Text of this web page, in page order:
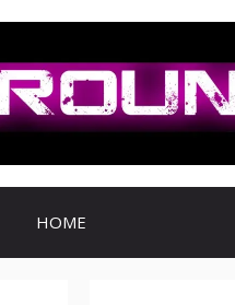
HOME